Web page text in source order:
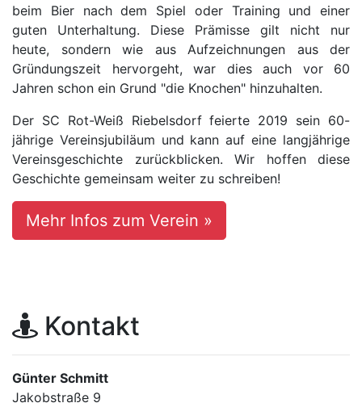
beim Bier nach dem Spiel oder Training und einer
guten Unterhaltung. Diese Prämisse gilt nicht nur
heute, sondern wie aus Aufzeichnungen aus der
Gründungszeit hervorgeht, war dies auch vor 60
Jahren schon ein Grund "die Knochen" hinzuhalten.
Der SC Rot-Weiß Riebelsdorf feierte 2019 sein 60-
jährige Vereinsjubiläum und kann auf eine langjährige
Vereinsgeschichte zurückblicken. Wir hoffen diese
Geschichte gemeinsam weiter zu schreiben!
Mehr Infos zum Verein »
Kontakt
Günter Schmitt
Jakobstraße 9